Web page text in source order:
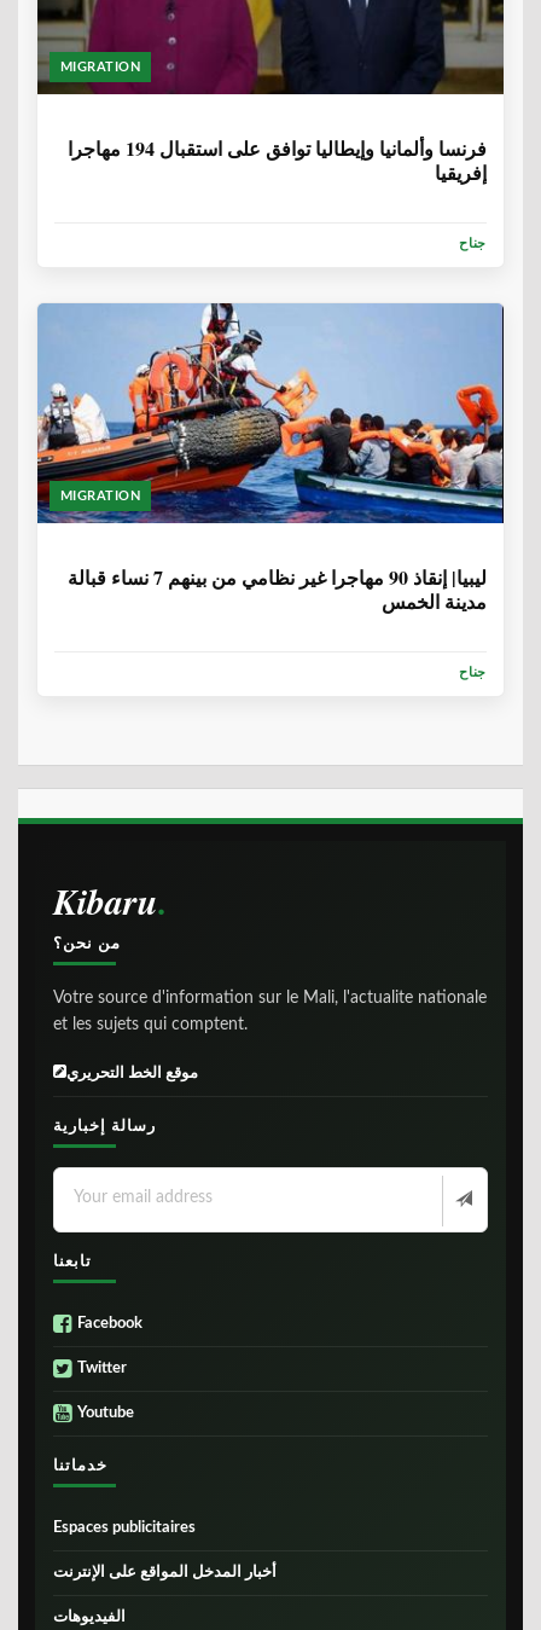
MIGRATION
فرنسا وألمانيا وإيطاليا توافق على استقبال 194 مهاجرا
إفريقيا
جناح
MIGRATION
ليبيا| إنقاذ 90 مهاجرا غير نظامي من بينهم 7 نساء قبالة
مدينة الخمس
جناح
Kibaru
من نحن؟
Votre source d'information sur le Mali, l'actualite nationale
et les sujets qui comptent.
موقع الخط التحريري
رسالة إخبارية
تابعنا
Facebook
Twitter
Youtube
خدماتنا
Espaces publicitaires
أخبار المدخل المواقع على الإنترنت
الفيديوهات